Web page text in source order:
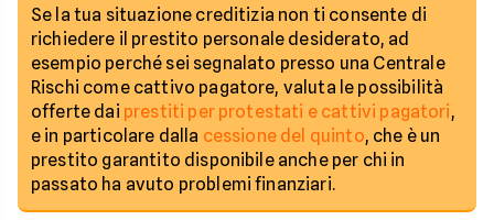
Se la tua situazione creditizia non ti consente di
richiedere il prestito personale desiderato, ad
esempio perché sei segnalato presso una Centrale
Rischi come cattivo pagatore, valuta le possibilità
offerte dai prestiti per protestati e cattivi pagatori,
e in particolare dalla cessione del quinto, che è un
prestito garantito disponibile anche per chi in
passato ha avuto problemi finanziari.